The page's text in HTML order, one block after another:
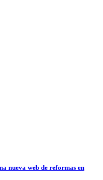
nueva web de reformas en